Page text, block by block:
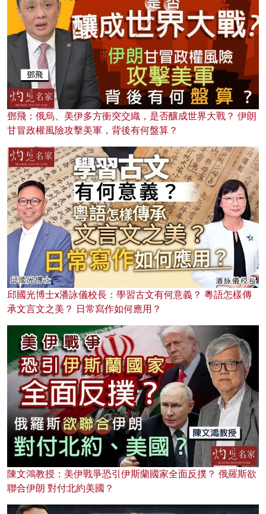
鄧飛：俄烏、美伊多方衝突交織，是否釀成世界大戰？ 伊朗
甘冒政權風險攻擊美軍，背後有何盤算？
邱國光博士x潘詠儀校長：學習古文有何意義？ 粵語怎樣傳
承文言文之美？ 日常寫作如何應用？
陳文鴻教授：美伊戰爭恐引伊斯蘭國家全面反撲？ 俄羅斯欲
聯合伊朗 對付北約美國？